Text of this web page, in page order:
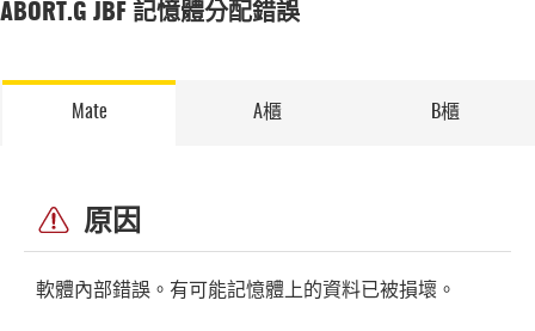
ABORT.G JBF 記憶體分配錯誤
Mate A櫃 B櫃
原因
軟體內部錯誤。有可能記憶體上的資料已被損壞。